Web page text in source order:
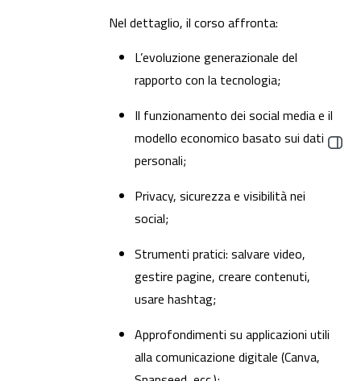
Open
Nel dettaglio, il corso affronta:
L’evoluzione generazionale del
rapporto con la tecnologia;
Il funzionamento dei social media e il
modello economico basato sui dati
personali;
Privacy, sicurezza e visibilità nei
social;
Strumenti pratici: salvare video,
gestire pagine, creare contenuti,
usare hashtag;
Approfondimenti su applicazioni utili
alla comunicazione digitale (Canva,